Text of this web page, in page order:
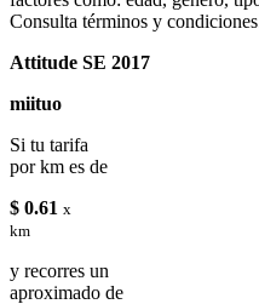
Consulta términos y
Attitude SE 2017
miituo
Si tu tarifa
por km es de
$ 0.61 x
km
y recorres un
aproximado de